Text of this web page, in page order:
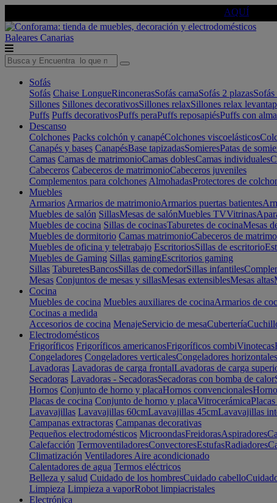
AQUÍ
Baleares Canarias
Sofás
Sofás Chaise LongueRinconerasSofás camaSofás 2 plazasSofás
Sillones Sillones decorativosSillones relaxSillones relax
Puffs Puffs decorativosPuffs peraPuffs reposapiésPuffs con
Descanso
Colchones Packs colchón y canapéColchones viscoelásticos
Canapés y bases CanapésBase tapizadasSomieresPatas de
Camas Camas de matrimonioCamas doblesCamas individuales
Cabeceros Cabeceros de matrimonioCabeceros juveniles
Complementos para colchones AlmohadasProtectores de
Muebles
Armarios Armarios de matrimonioArmarios puertas batientes
Muebles de salón SillasMesas de salónMuebles TVVitrinas
Muebles de cocina Sillas de cocinasTaburetes de cocinaMesas
Muebles de dormitorio Camas matrimonioCabeceros de
Muebles de oficina y teletrabajo EscritoriosSillas de escritorio
Muebles de Gaming Sillas gamingEscritorios gaming
Sillas TaburetesBancosSillas de comedorSillas infantiles
Mesas Conjuntos de mesas y sillasMesas extensiblesMesas altas
Cocina
Muebles de cocina Muebles auxiliares de cocinaArmarios de
Cocinas a medida
Accesorios de cocina MenajeServicio de mesaCubertería
Electrodomésticos
Frigoríficos Frigoríficos americanosFrigoríficos combiVinotecas
Congeladores Congeladores verticalesCongeladores horizontales
Lavadoras Lavadoras de carga frontalLavadoras de carga
Secadoras Lavadoras - SecadorasSecadoras con bomba de calor
Hornos Conjunto de horno y placaHornos convencionales
Placas de cocina Conjunto de horno y placaVitrocerámica
Lavavajillas Lavavajillas 60cmLavavajillas 45cmLavavajillas
Campanas extractoras Campanas decorativas
Pequeños electrodomésticos MicroondasFreidorasAspiradores
Calefacción TermoventiladoresConvectoresEstufasRadiadores
Climatización Ventiladores Aire acondicionado
Calentadores de agua Termos eléctricos
Belleza y salud Cuidado de los hombresCuidado cabello
Limpieza Limpieza a vaporRobot limpiacristales
Electrónica